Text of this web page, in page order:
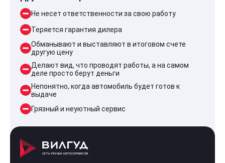
Не несет ответственности за свою работу
Теряется гарантия дилера
Обманывают и выставляют в итоговом счете
другую цену
Делают вид, что проводят работы, а на самом
деле просто берут деньги
Непонятно, когда автомобиль будет готов к
выдаче
Грязный и неуютный сервис